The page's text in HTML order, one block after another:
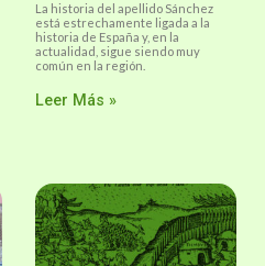
La historia del apellido Sánchez
está estrechamente ligada a la
historia de España y, en la
actualidad, sigue siendo muy
común en la región.
Leer Más »